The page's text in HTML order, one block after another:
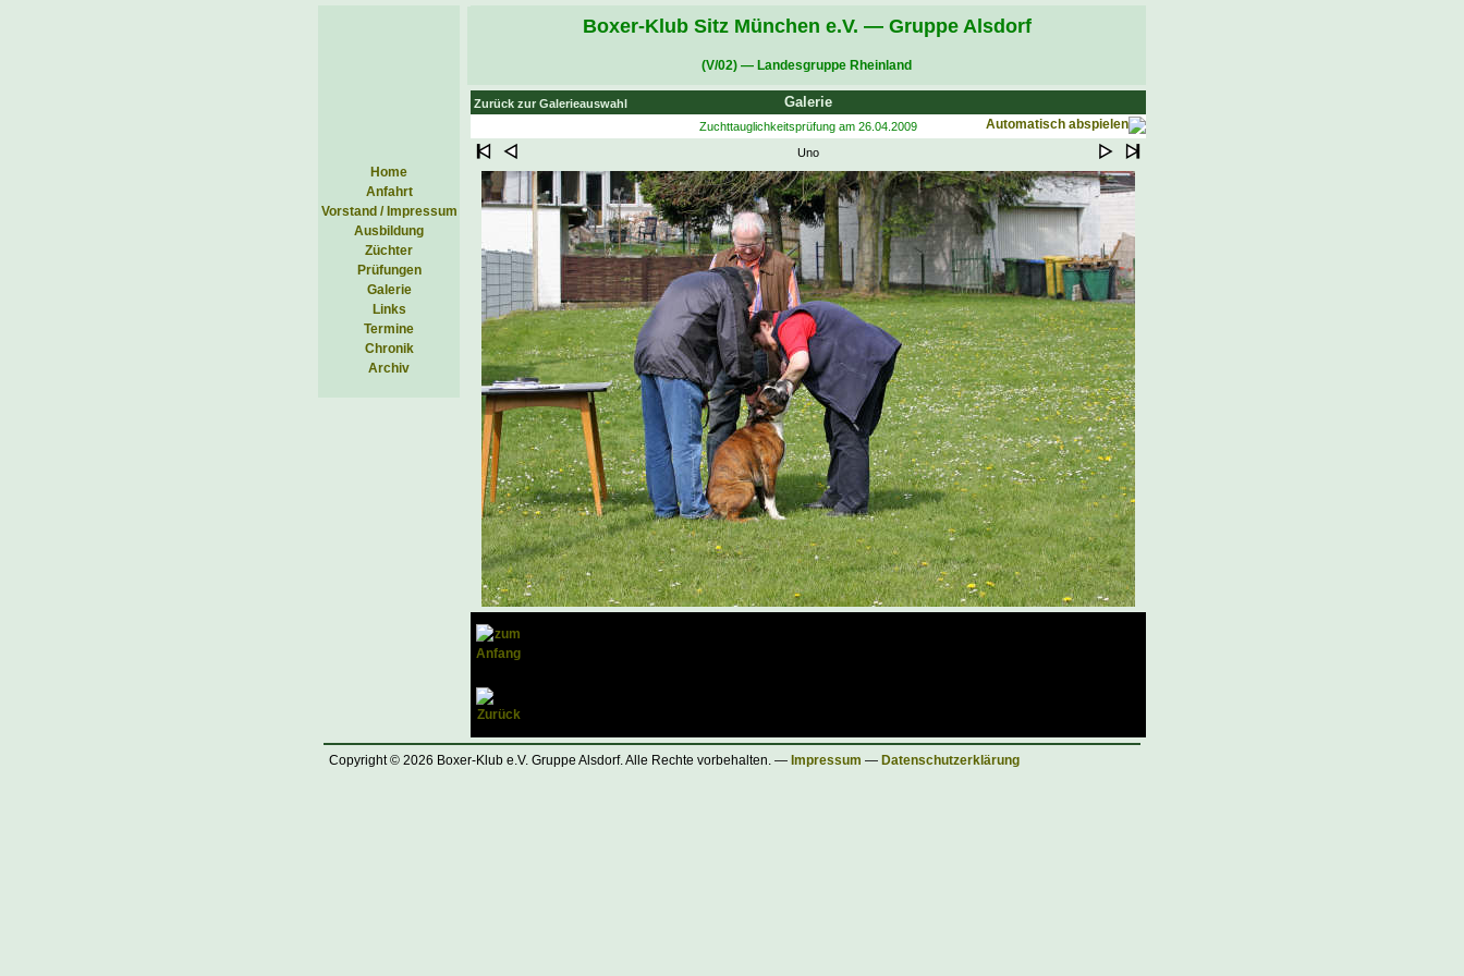
Home
Anfahrt
Vorstand / Impressum
Ausbildung
Züchter
Prüfungen
Galerie
Links
Termine
Chronik
Archiv
Boxer-Klub Sitz München e.V. — Gruppe Alsdorf
(V/02) — Landesgruppe Rheinland
Zurück zur Galerieauswahl Galerie
Zuchttauglichkeitsprüfung am 26.04.2009 Automatisch abspielen
Uno
Copyright © 2026 Boxer-Klub e.V. Gruppe Alsdorf. Alle Rechte vorbehalten. — Impressum — Datenschutzerklärung